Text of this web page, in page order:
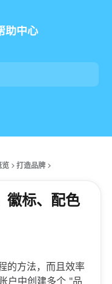
助中心
览 打造品牌
徽标、配色
的方法，而且效率
户中创建多个 "品